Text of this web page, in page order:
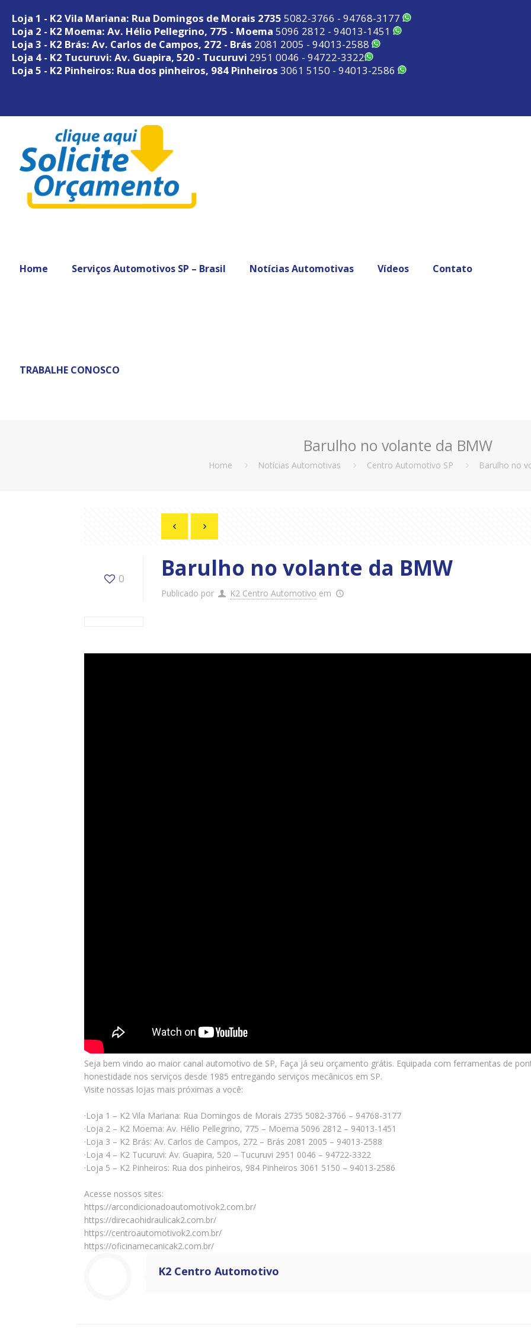
Loja 1 - K2 Vila Mariana: Rua Domingos de Morais 2735 5082-3766 - 94768-3177
Loja 2 - K2 Moema: Av. Hélio Pellegrino, 775 - Moema 5096 2812 - 94013-1451
Loja 3 - K2 Brás: Av. Carlos de Campos, 272 - Brás 2081 2005 - 94013-2588
Loja 4 - K2 Tucuruvi: Av. Guapira, 520 - Tucuruvi 2951 0046 - 94722-3322
Loja 5 - K2 Pinheiros: Rua dos pinheiros, 984 Pinheiros 3061 5150 - 94013-2586
Home Serviços Automotivos SP – Brasil Notícias Automotivas Vídeos Contato
TRABALHE CONOSCO
Barulho no volante da BMW
Home Notícias Automotivas Centro Automotivo SP Barulho no
0 Barulho no volante da BMW
Publicado por K2 Centro Automotivo em
Seja bem vindo ao maior canal automotivo de SP, Faça já seu orçamento grátis. Equipada com ferramentas de
honestidade nos serviços desde 1985 entregando serviços mecânicos em SP.
Visite nossas lojas mais próximas a você:
·Loja 1 – K2 Vila Mariana: Rua Domingos de Morais 2735 5082-3766 – 94768-3177
·Loja 2 – K2 Moema: Av. Hélio Pellegrino, 775 – Moema 5096 2812 – 94013-1451
·Loja 3 – K2 Brás: Av. Carlos de Campos, 272 – Brás 2081 2005 – 94013-2588
·Loja 4 – K2 Tucuruvi: Av. Guapira, 520 – Tucuruvi 2951 0046 – 94722-3322
·Loja 5 – K2 Pinheiros: Rua dos pinheiros, 984 Pinheiros 3061 5150 – 94013-2586
Acesse nossos sites:
https://arcondicionadoautomotivok2.com.br/
https://direcaohidraulicak2.com.br/
https://centroautomotivok2.com.br/
https://oficinamecanicak2.com.br/
K2 Centro Automotivo